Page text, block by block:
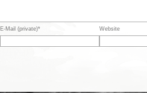
E-Mail (private)* Website